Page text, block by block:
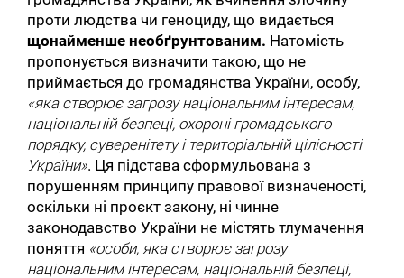
проти людства чи геноциду, що видається
щонайменше необґрунтованим. Натомість
пропонується визначити такою, що не
приймається до громадянства України, особу,
«яка створює загрозу національним інтересам,
національній безпеці, охороні громадського
порядку, суверенітету і територіальній цілісності
України». Ця підстава сформульована з
порушенням принципу правової визначеності,
оскільки ні проєкт закону, ні чинне
законодавство України не містять тлумачення
поняття «особи, яка створює загрозу
національним інтересам, національній безпеці,